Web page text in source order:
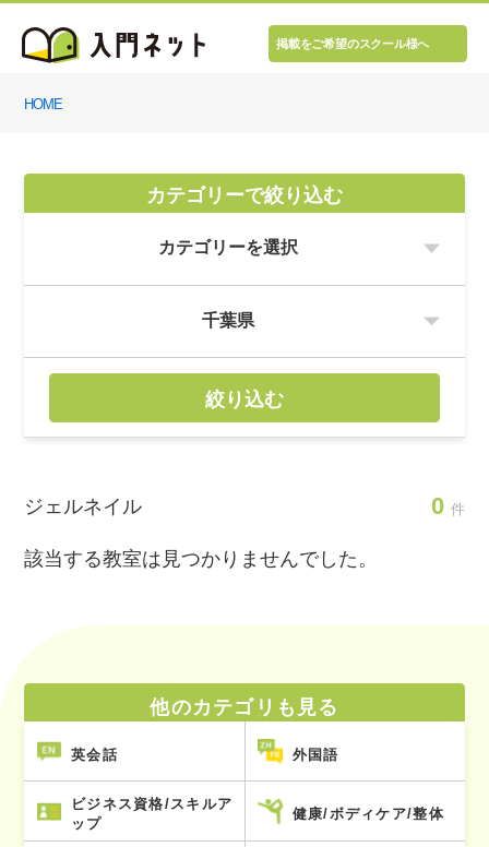
掲載をご希望のスクール様へ
HOME
カテゴリーで絞り込む
絞り込む
ジェルネイル 0 件
該当する教室は見つかりませんでした。
他のカテゴリも見る
英会話 外国語
ビジネス資格/スキルア
ップ
健康/ボディケア/整体